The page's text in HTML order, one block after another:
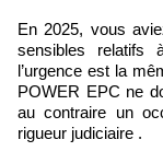
En 2025, vous
sensibles relatifs
l’urgence est la
POWER EPC ne
au contraire un
rigueur judiciaire .